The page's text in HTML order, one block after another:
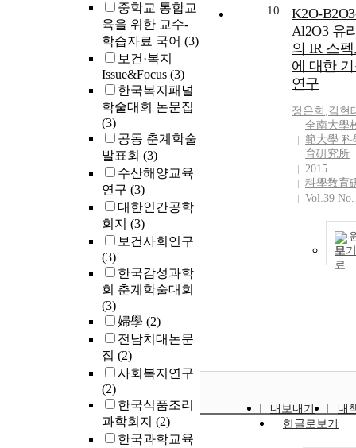
중학교 통합교
육을 위한 교수-
학습자료 국어 (3)
보건·복지
Issue&Focus (3)
한국복지패널
학술대회 논문집
(3)
공동 춘계학술
발표회 (3)
수산해양교육
연구 (3)
대한인간공학
회지 (3)
보건사회연구
(3)
한국감성과학
회 춘계학술대회
(3)
婦學 (2)
전남치대논문
집 (2)
사회복지연구
(2)
한국식품조리
과학회지 (2)
한국과학교육
10
K2O-
Al2O3 유
의 IR 스
에 대한
연구
정은희 ,김현
全南大學
範大學 科
育硏究所
2015
科學敎育
Vol.39
보기
내보내기
내
한글로보기